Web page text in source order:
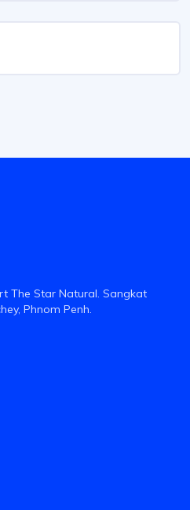
The Star Natural. Sangkat
Phnom Penh.